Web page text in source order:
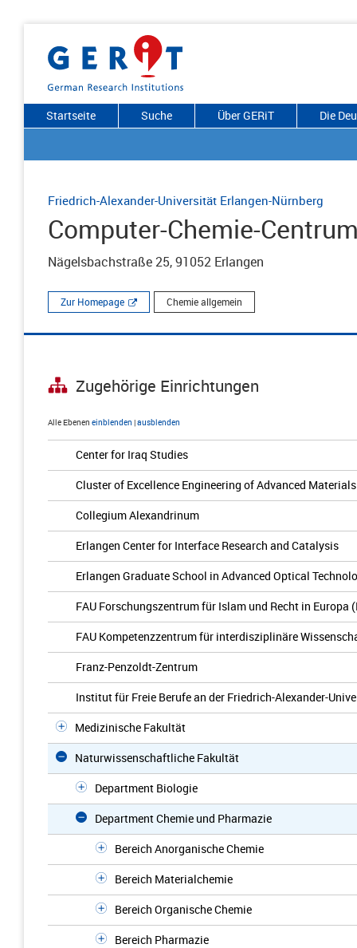
Startseite Suche Über GERiT Die
Friedrich-Alexander-Universität Erlangen-Nürnberg
Computer-Chemie-
Nägelsbachstraße 25, 91052 Erlangen
Zur Homepage Chemie allgemein
Zugehörige Einrichtungen
Alle Ebenen einblenden |ausblenden
Center for Iraq Studies
Cluster of Excellence Engineering of Advanced Materials
Collegium Alexandrinum
Erlangen Center for Interface Research and Catalysis
Erlangen Graduate School in Advanced Optical
FAU Forschungszentrum für Islam und Recht in Europa
FAU Kompetenzzentrum für interdisziplinäre
Franz-Penzoldt-Zentrum
Institut für Freie Berufe an der Friedrich-Alexander-
Medizinische Fakultät
Naturwissenschaftliche Fakultät
Department Biologie
Department Chemie und Pharmazie
Bereich Anorganische Chemie
Bereich Materialchemie
Bereich Organische Chemie
Bereich Pharmazie